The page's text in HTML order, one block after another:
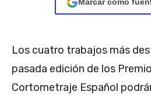
Los cuatro trabajos más
pasada edición de los
Cortometraje Español